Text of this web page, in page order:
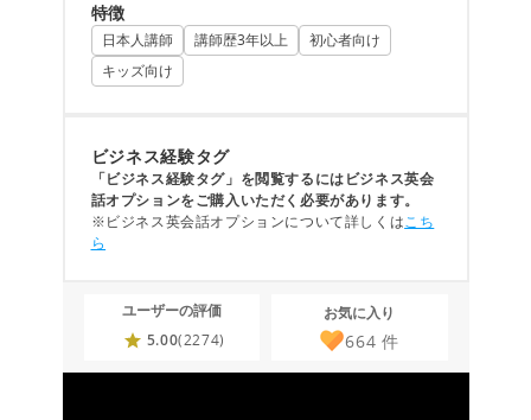
特徴
日本人講師 講師歴3年以上
初心者向け
キッズ向け
ビジネス経験タグ
「ビジネス経験タグ」を閲覧するにはビジネス英会
話オプションをご購入いただく必要があります。
※ビジネス英会話オプションについて詳しくはこち
ら
ユーザーの評価
5.00(2274)
お気に入り
664 件